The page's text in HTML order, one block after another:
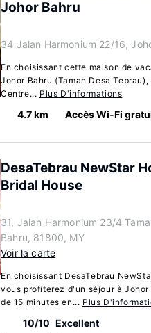
Johor Bahru
34 Jalan Harmonium 22/16,
En choisissant cette maison de
Johor Bahru (Taman Desa
Centre... Plus D'informations
4.7 km Accès Wi-Fi
DesaTebrau NewStar
Bridal House
31, Jalan Harmonium 23/4
Bahru, 81800, MY
Voir la carte
En choisissant DesaTebrau
vous profiterez d'un séjour à Johor
de 15 minutes en... Plus
10/10 Excellent